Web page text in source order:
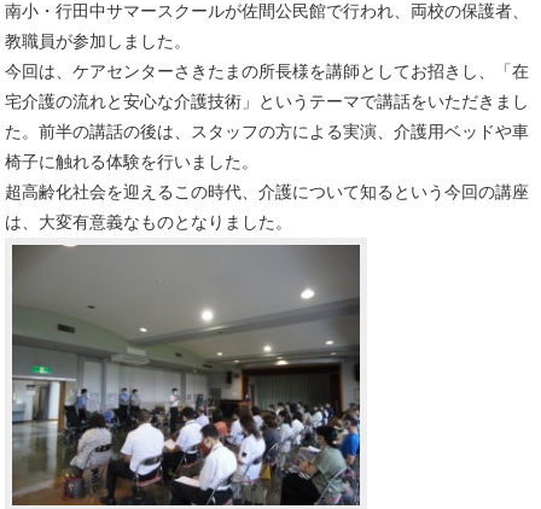
南小・行田中サマースクールが佐間公民館で行われ、両校の保護者、
教職員が参加しました。
今回は、ケアセンターさきたまの所長様を講師としてお招きし、「在
宅介護の流れと安心な介護技術」というテーマで講話をいただきまし
た。前半の講話の後は、スタッフの方による実演、介護用ベッドや車
椅子に触れる体験を行いました。
超高齢化社会を迎えるこの時代、介護について知るという今回の講座
は、大変有意義なものとなりました。